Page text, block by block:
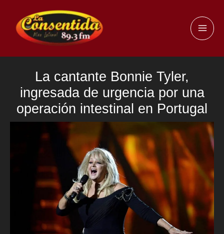
contenido
La cantante Bonnie Tyler,
ingresada de urgencia por una
operación intestinal en Portugal